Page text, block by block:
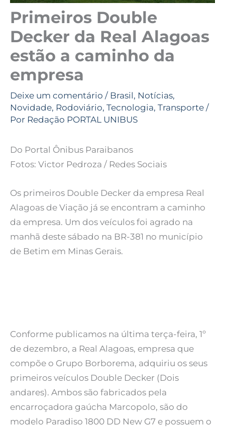
Primeiros Double
Decker da Real Alagoas
estão a caminho da
empresa
Deixe um comentário / Brasil, Notícias,
Novidade, Rodoviário, Tecnologia, Transporte /
Por Redação PORTAL UNIBUS
Do Portal Ônibus Paraibanos
Fotos: Victor Pedroza / Redes Sociais
Os primeiros Double Decker da empresa Real
Alagoas de Viação já se encontram a caminho
da empresa. Um dos veículos foi agrado na
manhã deste sábado na BR-381 no município
de Betim em Minas Gerais.
Conforme publicamos na última terça-feira, 1º
de dezembro, a Real Alagoas, empresa que
compõe o Grupo Borborema, adquiriu os seus
primeiros veículos Double Decker (Dois
andares). Ambos são fabricados pela
encarroçadora gaúcha Marcopolo, são do
modelo Paradiso 1800 DD New G7 e possuem o